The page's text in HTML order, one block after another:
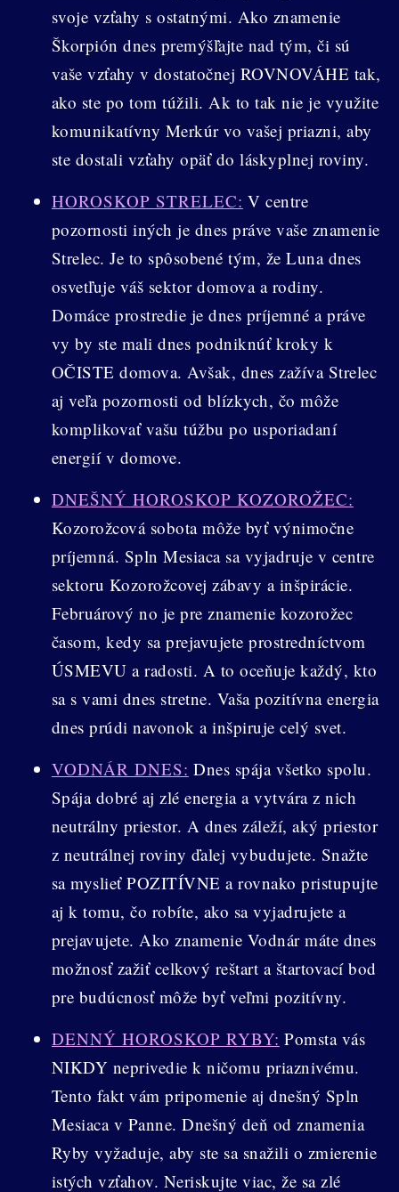
svoje vzťahy s ostatnými. Ako znamenie
Škorpión dnes premýšľajte nad tým, či sú
vaše vzťahy v dostatočnej ROVNOVÁHE tak,
ako ste po tom túžili. Ak to tak nie je využite
komunikatívny Merkúr vo vašej priazni, aby
ste dostali vzťahy opäť do láskyplnej roviny.
HOROSKOP STRELEC: V centre
pozornosti iných je dnes práve vaše znamenie
Strelec. Je to spôsobené tým, že Luna dnes
osvetľuje váš sektor domova a rodiny.
Domáce prostredie je dnes príjemné a práve
vy by ste mali dnes podniknúť kroky k
OČISTE domova. Avšak, dnes zažíva Strelec
aj veľa pozornosti od blízkych, čo môže
komplikovať vašu túžbu po usporiadaní
energií v domove.
DNEŠNÝ HOROSKOP KOZOROŽEC:
Kozorožcová sobota môže byť výnimočne
príjemná. Spln Mesiaca sa vyjadruje v centre
sektoru Kozorožcovej zábavy a inšpirácie.
Februárový no je pre znamenie kozorožec
časom, kedy sa prejavujete prostredníctvom
ÚSMEVU a radosti. A to oceňuje každý, kto
sa s vami dnes stretne. Vaša pozitívna energia
dnes prúdi navonok a inšpiruje celý svet.
VODNÁR DNES: Dnes spája všetko spolu.
Spája dobré aj zlé energia a vytvára z nich
neutrálny priestor. A dnes záleží, aký priestor
z neutrálnej roviny ďalej vybudujete. Snažte
sa myslieť POZITÍVNE a rovnako pristupujte
aj k tomu, čo robíte, ako sa vyjadrujete a
prejavujete. Ako znamenie Vodnár máte dnes
možnosť zažiť celkový reštart a štartovací bod
pre budúcnosť môže byť veľmi pozitívny.
DENNÝ HOROSKOP RYBY: Pomsta vás
NIKDY neprivedie k ničomu priaznivému.
Tento fakt vám pripomenie aj dnešný Spln
Mesiaca v Panne. Dnešný deň od znamenia
Ryby vyžaduje, aby ste sa snažili o zmierenie
istých vzťahov. Neriskujte viac, že sa zlé